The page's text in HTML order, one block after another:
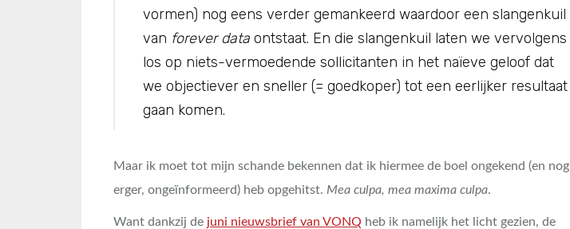
vormen) nog eens verder gemankeerd waardoor een slangenkuil
van forever data ontstaat. En die slangenkuil laten we vervolgens
los op niets-vermoedende sollicitanten in het naïeve geloof dat
we objectiever en sneller (= goedkoper) tot een eerlijker resultaat
gaan komen.
Maar ik moet tot mijn schande bekennen dat ik hiermee de boel ongekend (en nog
erger, ongeïnformeerd) heb opgehitst. Mea culpa, mea maxima culpa.
Want dankzij de juni nieuwsbrief van VONQ heb ik namelijk het licht gezien, de